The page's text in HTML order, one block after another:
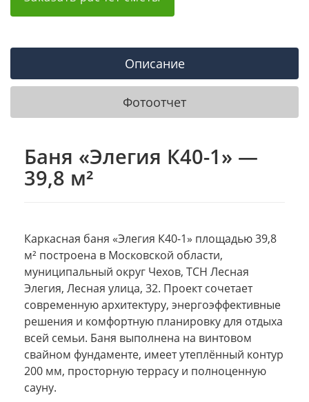
Описание
Фотоотчет
Баня «Элегия К40-1» —
39,8 м²
Каркасная баня «Элегия К40-1» площадью 39,8
м² построена в Московской области,
муниципальный округ Чехов, ТСН Лесная
Элегия, Лесная улица, 32. Проект сочетает
современную архитектуру, энергоэффективные
решения и комфортную планировку для отдыха
всей семьи. Баня выполнена на винтовом
свайном фундаменте, имеет утеплённый контур
200 мм, просторную террасу и полноценную
сауну.